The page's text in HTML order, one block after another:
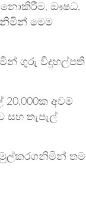
නොකිරීම, ඖෂධ,
මෙම
ගුරු විදුහල්පති
20,000ක අවම
සහ තැපැල්
මුල්කරගනිමින් තම